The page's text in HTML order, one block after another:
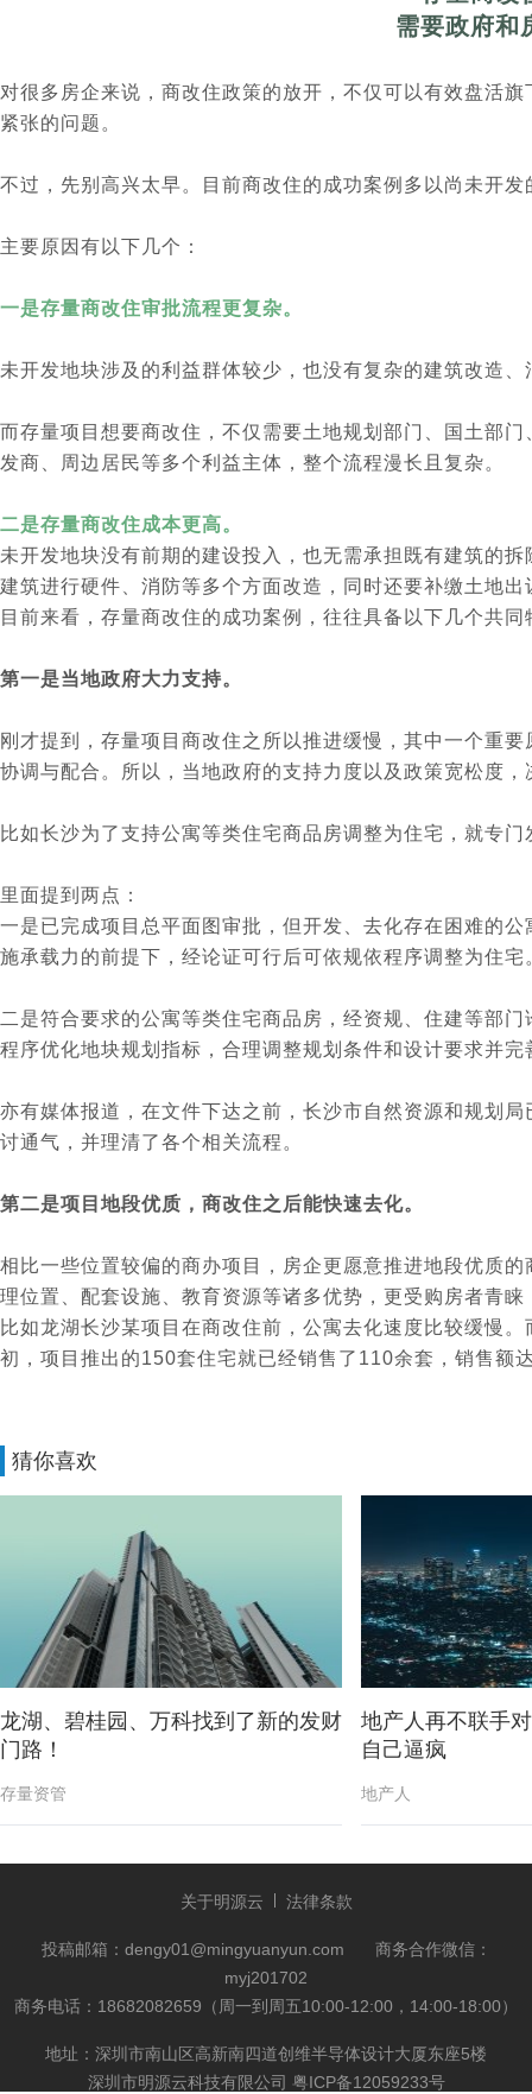
需要政府和
对很多房企来说，商改住政策的放开，不仅可以有效盘活
紧张的问题。
不过，先别高兴太早。目前商改住的成功案例多以尚未开
主要原因有以下几个：
一是存量商改住审批流程更复杂。
未开发地块涉及的利益群体较少，也没有复杂的建筑改造
而存量项目想要商改住，不仅需要土地规划部门、国土部
发商、周边居民等多个利益主体，整个流程漫长且复杂。
二是存量商改住成本更高。
未开发地块没有前期的建设投入，也无需承担既有建筑的
建筑进行硬件、消防等多个方面改造，同时还要补缴土地
目前来看，存量商改住的成功案例，往往具备以下几个共同
第一是当地政府大力支持。
刚才提到，存量项目商改住之所以推进缓慢，其中一个重
协调与配合。所以，当地政府的支持力度以及政策宽松度
比如长沙为了支持公寓等类住宅商品房调整为住宅，就专
里面提到两点：
一是已完成项目总平面图审批，但开发、去化存在困难的
施承载力的前提下，经论证可行后可依规依程序调整为住宅
二是符合要求的公寓等类住宅商品房，经资规、住建等部
程序优化地块规划指标，合理调整规划条件和设计要求并
亦有媒体报道，在文件下达之前，长沙市自然资源和规划
讨通气，并理清了各个相关流程。
第二是项目地段优质，商改住之后能快速去化。
相比一些位置较偏的商办项目，房企更愿意推进地段优质
理位置、配套设施、教育资源等诸多优势，更受购房者青
比如龙湖长沙某项目在商改住前，公寓去化速度比较缓慢
初，项目推出的150套住宅就已经销售了110余套，销售额
猜你喜欢
龙湖、碧桂园、万科找到了新的发财
门路！
存量资管
地产人再不联手
自己逼疯
地产人
关于明源云 法律条款
投稿邮箱：dengy01@mingyuanyun.com
商务合作微信：
myj201702
商务电话：18682082659（周一到周五10:00-12:00，14:00-18:00）
地址：深圳市南山区高新南四道创维半导体设计大厦东座5楼
深圳市明源云科技有限公司 粤ICP备12059233号